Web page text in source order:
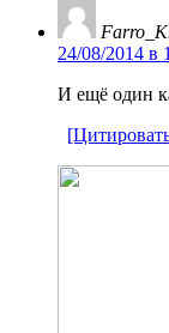
24/08/2014 в
И ещё один